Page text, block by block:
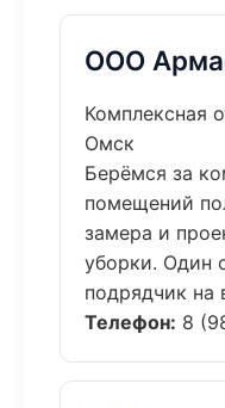
ООО
Комплексная
Омск
Берёмся за
помещений
замера и
уборки. Один
подрядчик на
Телефон: 8